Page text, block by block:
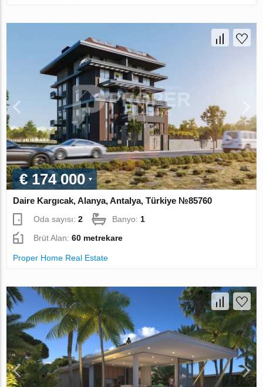
€ 174 000
Daire Kargıcak, Alanya, Antalya, Türkiye №85760
Oda sayısı:2 Banyo: 1
Brüt Alan:60 metrekare
Proper Home Real Estate